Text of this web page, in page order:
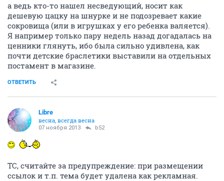
а ведь кто-то нашел несведующий, носит как
дешевую цацку на шнурке и не подозревает какие
сокровища (или в игрушках у его ребенка валяется).
Я например только пару недель назад догадалась на
ценники глянуть, ибо была сильно удивлена, как
почти детские браслетики выставили на отдельных
постамент в магазине.
ОТВЕТИТЬ
Libre
весна, всегда весна
07 ноября 2013 b52
ТС, считайте за предупреждение: при размещении
ссылок и т.п. тема будет удалена как рекламная.